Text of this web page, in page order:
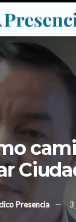
Presencia 3